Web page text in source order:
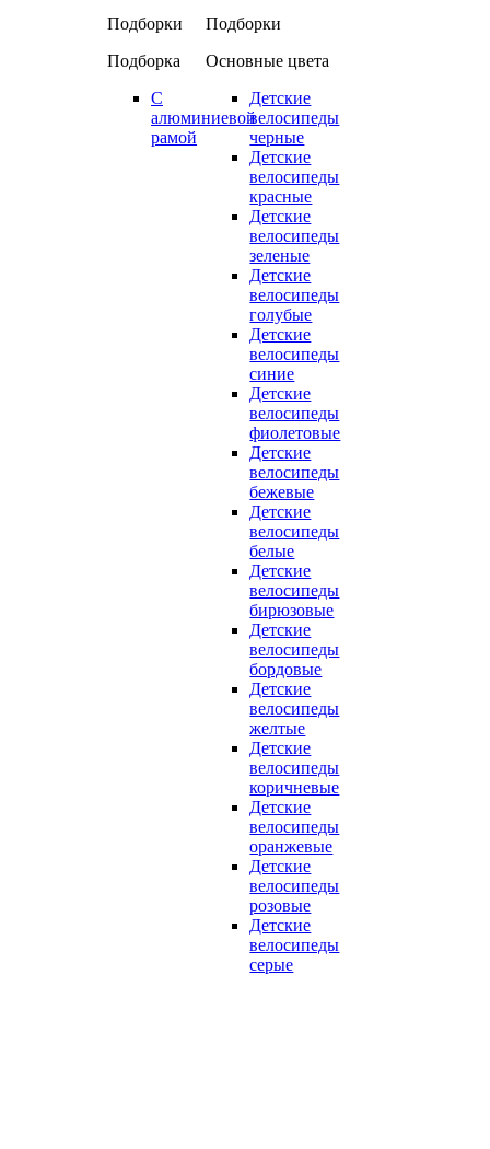
Подборки
Подборка
С
алюминиевой
рамой
Подборки
Основные цвета
Детские
велосипеды
черные
Детские
велосипеды
красные
Детские
велосипеды
зеленые
Детские
велосипеды
голубые
Детские
велосипеды
синие
Детские
велосипеды
фиолетовые
Детские
велосипеды
бежевые
Детские
велосипеды
белые
Детские
велосипеды
бирюзовые
Детские
велосипеды
бордовые
Детские
велосипеды
желтые
Детские
велосипеды
коричневые
Детские
велосипеды
оранжевые
Детские
велосипеды
розовые
Детские
велосипеды
серые